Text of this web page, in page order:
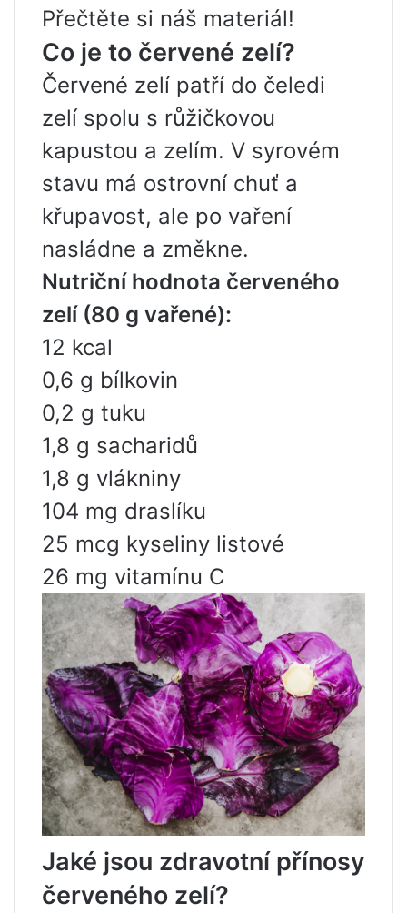
Přečtěte si náš materiál!
Co je to červené zelí?
Červené zelí patří do čeledi
zelí spolu s růžičkovou
kapustou a zelím. V syrovém
stavu má ostrovní chuť a
křupavost, ale po vaření
nasládne a změkne.
Nutriční hodnota červeného
zelí (80 g vařené):
12 kcal
0,6 g bílkovin
0,2 g tuku
1,8 g sacharidů
1,8 g vlákniny
104 mg draslíku
25 mcg kyseliny listové
26 mg vitamínu C
Jaké jsou zdravotní přínosy
červeného zelí?